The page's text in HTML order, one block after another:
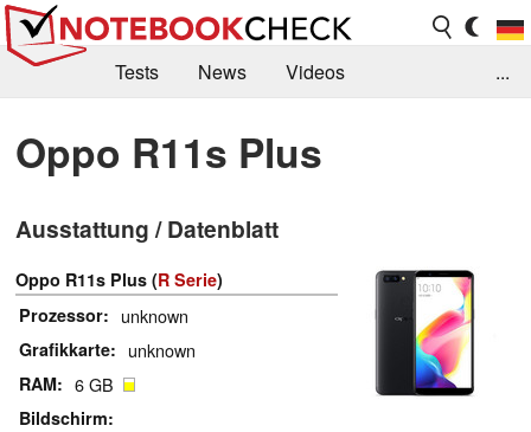
Tests News
Videos
Kaufberatung
Deals Suche
Forum
...
Oppo R11s Plus
Ausstattung / Datenblatt
Oppo R11s Plus (R Serie)
Prozessor
unknown
Grafikkarte unknown
RAM 6 GB
Bildschirm